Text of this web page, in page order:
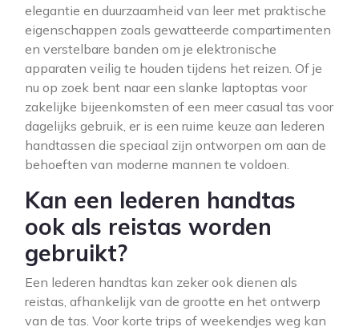
elegantie en duurzaamheid van leer met praktische
eigenschappen zoals gewatteerde compartimenten
en verstelbare banden om je elektronische
apparaten veilig te houden tijdens het reizen. Of je
nu op zoek bent naar een slanke laptoptas voor
zakelijke bijeenkomsten of een meer casual tas voor
dagelijks gebruik, er is een ruime keuze aan lederen
handtassen die speciaal zijn ontworpen om aan de
behoeften van moderne mannen te voldoen.
Kan een lederen handtas
ook als reistas worden
gebruikt?
Een lederen handtas kan zeker ook dienen als
reistas, afhankelijk van de grootte en het ontwerp
van de tas. Voor korte trips of weekendjes weg kan